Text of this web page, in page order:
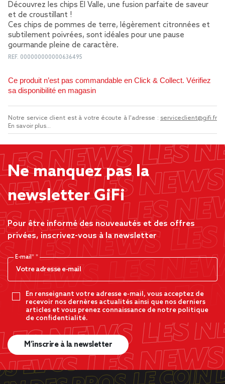
Découvrez les chips El Valle, une fusion parfaite de saveur
et de croustillant !
Ces chips de pommes de terre, légèrement citronnées et
subtilement poivrées, sont idéales pour une pause
gourmande pleine de caractère.
REF. 000000000000636495
Ce produit n’est pas commandable en Click & Collect. Vérifiez
sa disponibilité en magasin
Notre service client est à votre écoute à l'adresse : serviceclient@gifi.fr
En savoir plus...
Ne manquez pas la
newsletter GiFi
Pour être informé des nouveautés et des offres
privées, inscrivez-vous à la newsletter
E-mail*
En renseignant votre adresse e-mail, vous acceptez de
recevoir nos dernères actualités ainsi que nos derniers
articles et vous prenez connaissance de notre politique
de confidentialité.
M’inscrire à la newsletter